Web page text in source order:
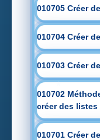
010705 Créer
010704 Créer
010703 Créer
010702
créer des listes
010701 Créer